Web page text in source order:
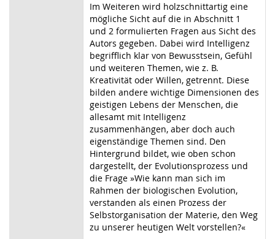
Im Weiteren wird holzschnittartig eine
mögliche Sicht auf die in Abschnitt 1
und 2 formulierten Fragen aus Sicht des
Autors gegeben. Dabei wird Intelligenz
begrifflich klar von Bewusstsein, Gefühl
und weiteren Themen, wie z. B.
Kreativität oder Willen, getrennt. Diese
bilden andere wichtige Dimensionen des
geistigen Lebens der Menschen, die
allesamt mit Intelligenz
zusammenhängen, aber doch auch
eigenständige Themen sind. Den
Hintergrund bildet, wie oben schon
dargestellt, der Evolutionsprozess und
die Frage »Wie kann man sich im
Rahmen der biologischen Evolution,
verstanden als einen Prozess der
Selbstorganisation der Materie, den Weg
zu unserer heutigen Welt vorstellen?«